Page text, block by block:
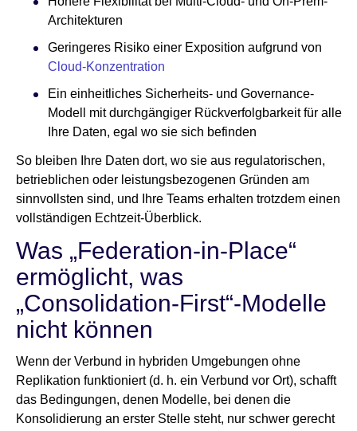
Architekturen
Geringeres Risiko einer Exposition aufgrund von
Cloud-Konzentration
Ein einheitliches Sicherheits- und Governance-
Modell mit durchgängiger Rückverfolgbarkeit für alle
Ihre Daten, egal wo sie sich befinden
So bleiben Ihre Daten dort, wo sie aus regulatorischen,
betrieblichen oder leistungsbezogenen Gründen am
sinnvollsten sind, und Ihre Teams erhalten trotzdem einen
vollständigen Echtzeit-Überblick.
Was „Federation-in-Place“
ermöglicht, was
„Consolidation-First“-Modelle
nicht können
Wenn der Verbund in hybriden Umgebungen ohne
Replikation funktioniert (d. h. ein Verbund vor Ort), schafft
das Bedingungen, denen Modelle, bei denen die
Konsolidierung an erster Stelle steht, nur schwer gerecht